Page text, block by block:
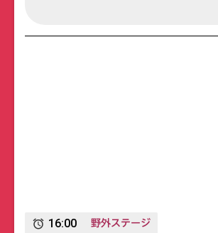
alarm 16:00 野外ステージ